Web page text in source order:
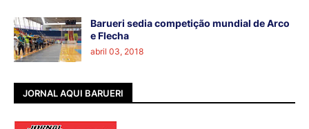
Barueri sedia competição mundial de Arco
e Flecha
abril 03, 2018
JORNAL AQUI BARUERI